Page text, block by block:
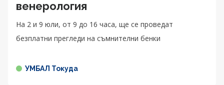
венерология
На 2 и 9 юли, от 9 до 16 часа, ще се проведат
безплатни прегледи на съмнителни бенки
УМБАЛ Токуда